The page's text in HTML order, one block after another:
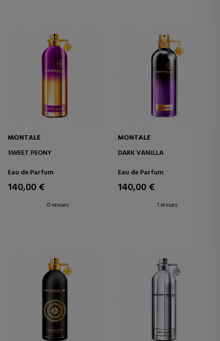
MONTALE
SWEET PEONY
Eau de Parfum
140,00 €
0 revues
MONTALE
DARK VANILLA
Eau de Parfum
140,00 €
1 revues